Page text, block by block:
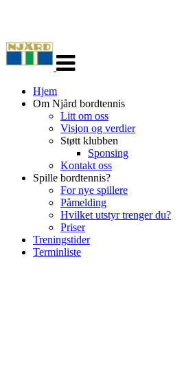
navigasjon
Hjem
Om Njård bordtennis
Litt om oss
Visjon og verdier
Støtt klubben
Sponsing
Kontakt oss
Spille bordtennis?
For nye spillere
Påmelding
Hvilket utstyr trenger du?
Priser
Treningstider
Terminliste